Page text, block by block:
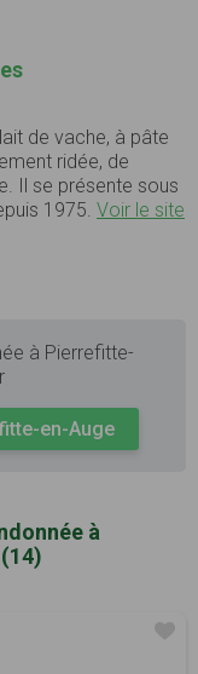
de vache, à pâte
ridée, de
Il se présente sous
1975. Voir le site
à Pierrefitte-
en-Auge
à